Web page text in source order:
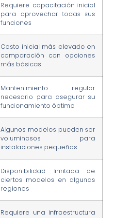
Requiere capacitación inicial
para aprovechar todas sus
funciones
Costo inicial más elevado en
comparación con opciones
más básicas
Mantenimiento regular
necesario para asegurar su
funcionamiento óptimo
Algunos modelos pueden ser
voluminosos para
instalaciones pequeñas
Disponibilidad limitada de
ciertos modelos en algunas
regiones
Requiere una infraestructura